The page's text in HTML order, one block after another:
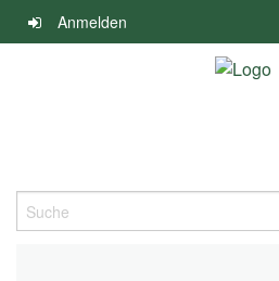
Navigation
überspringen
Anmelden
Suche